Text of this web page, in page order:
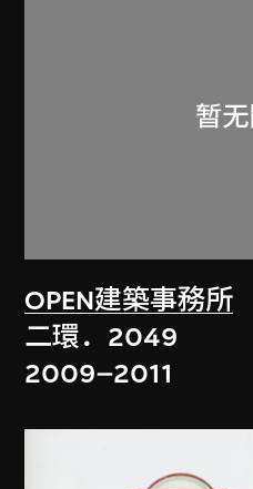
OPEN建築事務所
二環．2049
2009–2011